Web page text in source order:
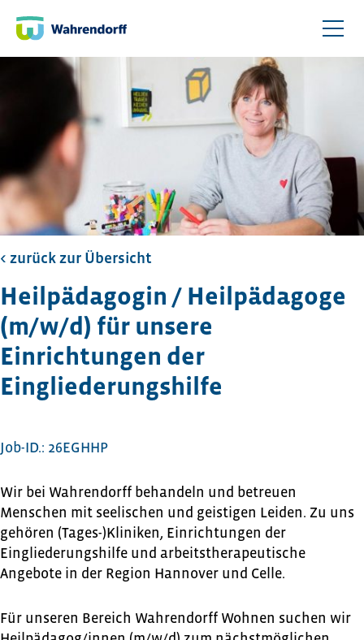
< zurück zur Übersicht​
Heilpädagogin / Heilpädagoge
(m/w/d) für unsere
Einrichtungen der
Eingliederungshilfe
Job-ID.: 26EGHHP
Wir bei Wahrendorff behandeln und betreuen
Menschen mit seelischen und geistigen Leiden. Zu uns
gehören (Tages-)Kliniken, Einrichtungen der
Eingliederungshilfe und arbeitstherapeutische
Angebote in der Region Hannover und Celle.
Für unseren Bereich Wahrendorff Wohnen suchen wir